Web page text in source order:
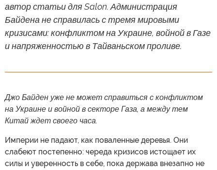
автор статьи для Salon. Администрация
Байдена не справилась с тремя мировыми
кризисами: конфликтом на Украине, войной в Газе
и напряженностью в Тайваньском проливе.
Джо Байден уже не может справиться с конфликтом
на Украине и войной в секторе Газа, а между тем
Китай ждет своего часа.
Империи не падают, как поваленные деревья. Они
слабеют постепенно: череда кризисов истощает их
силы и уверенность в себе, пока держава внезапно не